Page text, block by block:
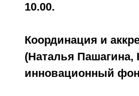
10.00.
Координация и
(Наталья Пашагина,
инновационный